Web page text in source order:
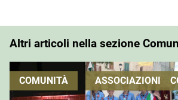
Altri articoli nella sezione
COMUNITÀ ASSOCIAZIONI